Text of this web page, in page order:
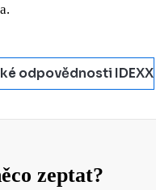
odpovědnosti IDEXX
zeptat?